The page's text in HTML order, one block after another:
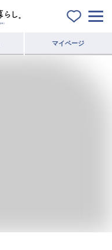
マイページ